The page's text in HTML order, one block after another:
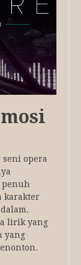
opera
penuh
karakter
lirik yang
yang